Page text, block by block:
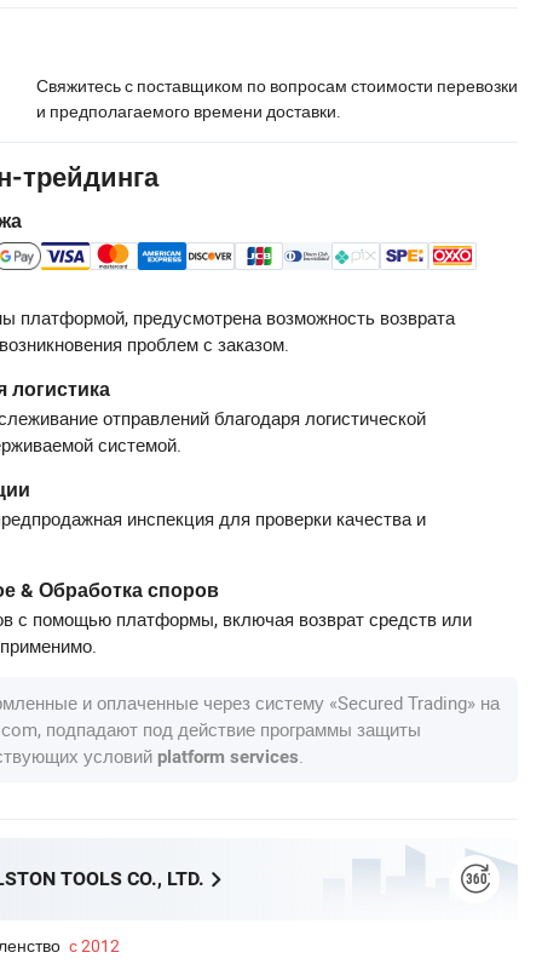
Свяжитесь с поставщиком по вопросам стоимости перевозки
и предполагаемого времени доставки.
трейдинга
платформой, предусмотрена возможность возврата
проблем с заказом.
отправлений благодаря логистической
системой.
инспекция для проверки качества и
& Обработка споров
с помощью платформы, включая возврат средств или
и оплаченные через систему «Secured Trading» на
подпадают под действие программы защиты
условий platform services
TOOLS CO., LTD.
с 2012